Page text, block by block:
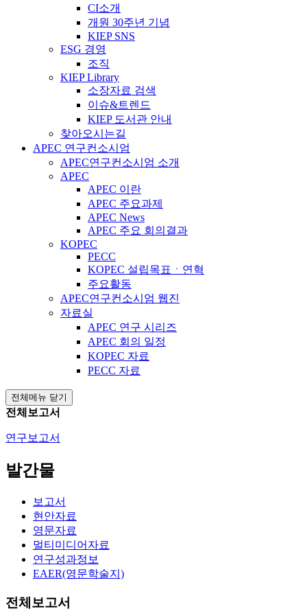
CI소개
개원 30주년 기념
KIEP SNS
ESG 경영
조직
KIEP Library
소장자료 검색
이슈&트렌드
KIEP 도서관 안내
찾아오시는길
APEC 연구컨소시엄
APEC연구컨소시엄 소개
APEC
APEC 이란
APEC 주요과제
APEC News
APEC 주요 회의결과
KOPEC
PECC
KOPEC 설립목표ㆍ연혁
주요활동
APEC연구컨소시엄 웹진
자료실
APEC 연구 시리즈
APEC 회의 일정
KOPEC 자료
PECC 자료
전체메뉴 닫기
전체보고서
연구보고서
발간물
보고서
현안자료
영문자료
멀티미디어자료
연구성과정보
EAER(영문학술지)
전체보고서